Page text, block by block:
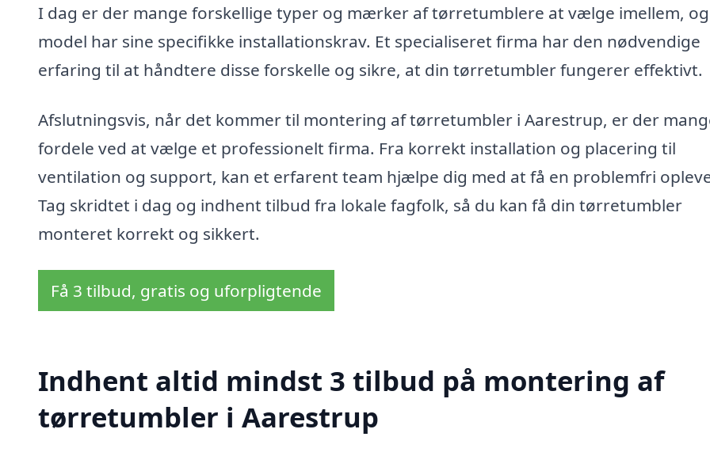
I dag er der mange forskellige typer og mærker af tørretumblere at vælge imellem,
model har sine specifikke installationskrav. Et specialiseret firma har den nødvendige
erfaring til at håndtere disse forskelle og sikre, at din tørretumbler fungerer effektivt.
Afslutningsvis, når det kommer til montering af tørretumbler i Aarestrup, er der
fordele ved at vælge et professionelt firma. Fra korrekt installation og placering til
ventilation og support, kan et erfarent team hjælpe dig med at få en problemfri
Tag skridtet i dag og indhent tilbud fra lokale fagfolk, så du kan få din tørretumbler
monteret korrekt og sikkert.
Få 3 tilbud, gratis og uforpligtende
Indhent altid mindst 3 tilbud på montering af
tørretumbler i Aarestrup